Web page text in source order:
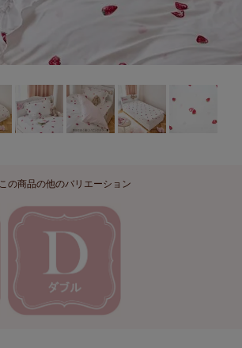
この商品の他のバリエーション